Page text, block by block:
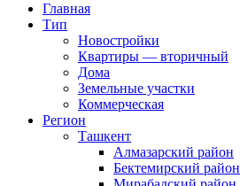
Главная
Тип
Новостройки
Квартиры — вторичный
Дома
Земельные участки
Коммерческая
Регион
Ташкент
Алмазарский район
Бектемирский район